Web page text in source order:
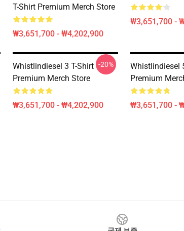
T-Shirt Premium Merch Store
₩3,651,700 - ₩4,202,900
₩3,651,700 -
Whistlindiesel 3 T-Shirt
Premium Merch Store
₩3,651,700 - ₩4,202,900
-20%
Whistlindiesel
Premium
₩3,651,700 -